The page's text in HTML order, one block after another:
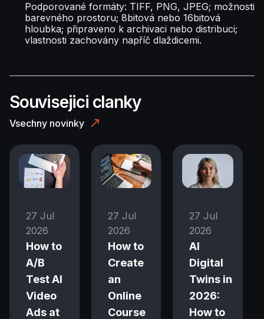
Podporované formáty: TIFF, PNG, JPEG; možnosti
barevného prostoru; 8bitová nebo 16bitová
hloubka; připraveno k archivaci nebo distribuci;
vlastnosti zachovány napříč dlaždicemi.
Souvisejici clanky
Vsechny novinky
27 Jul
2026
How to
A/B
Test AI
Video
Ads at
27 Jul
2026
How to
Create
an
Online
Course
27 Jul
2026
AI
Digital
Twins in
2026:
How to